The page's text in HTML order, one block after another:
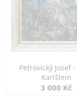
Petrovický Josef
Karlštejn
3 000 Kč